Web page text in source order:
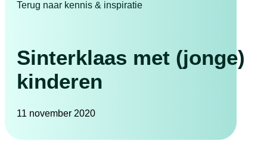
Terug naar kennis & inspiratie
Sinterklaas met (jonge)
kinderen
11 november 2020